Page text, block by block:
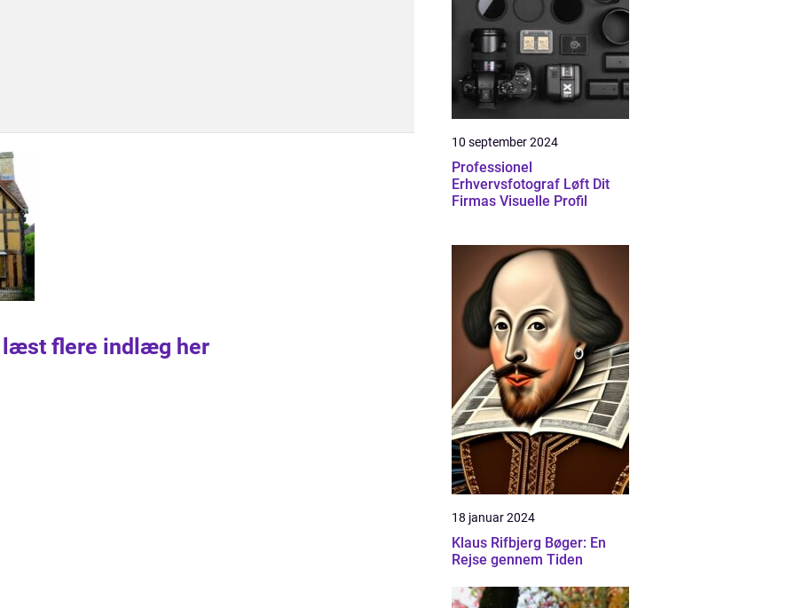
læst flere indlæg her
10 september 2024
Professionel
Erhvervsfotograf Løft Dit
Firmas Visuelle Profil
18 januar 2024
Klaus Rifbjerg Bøger: En
Rejse gennem Tiden